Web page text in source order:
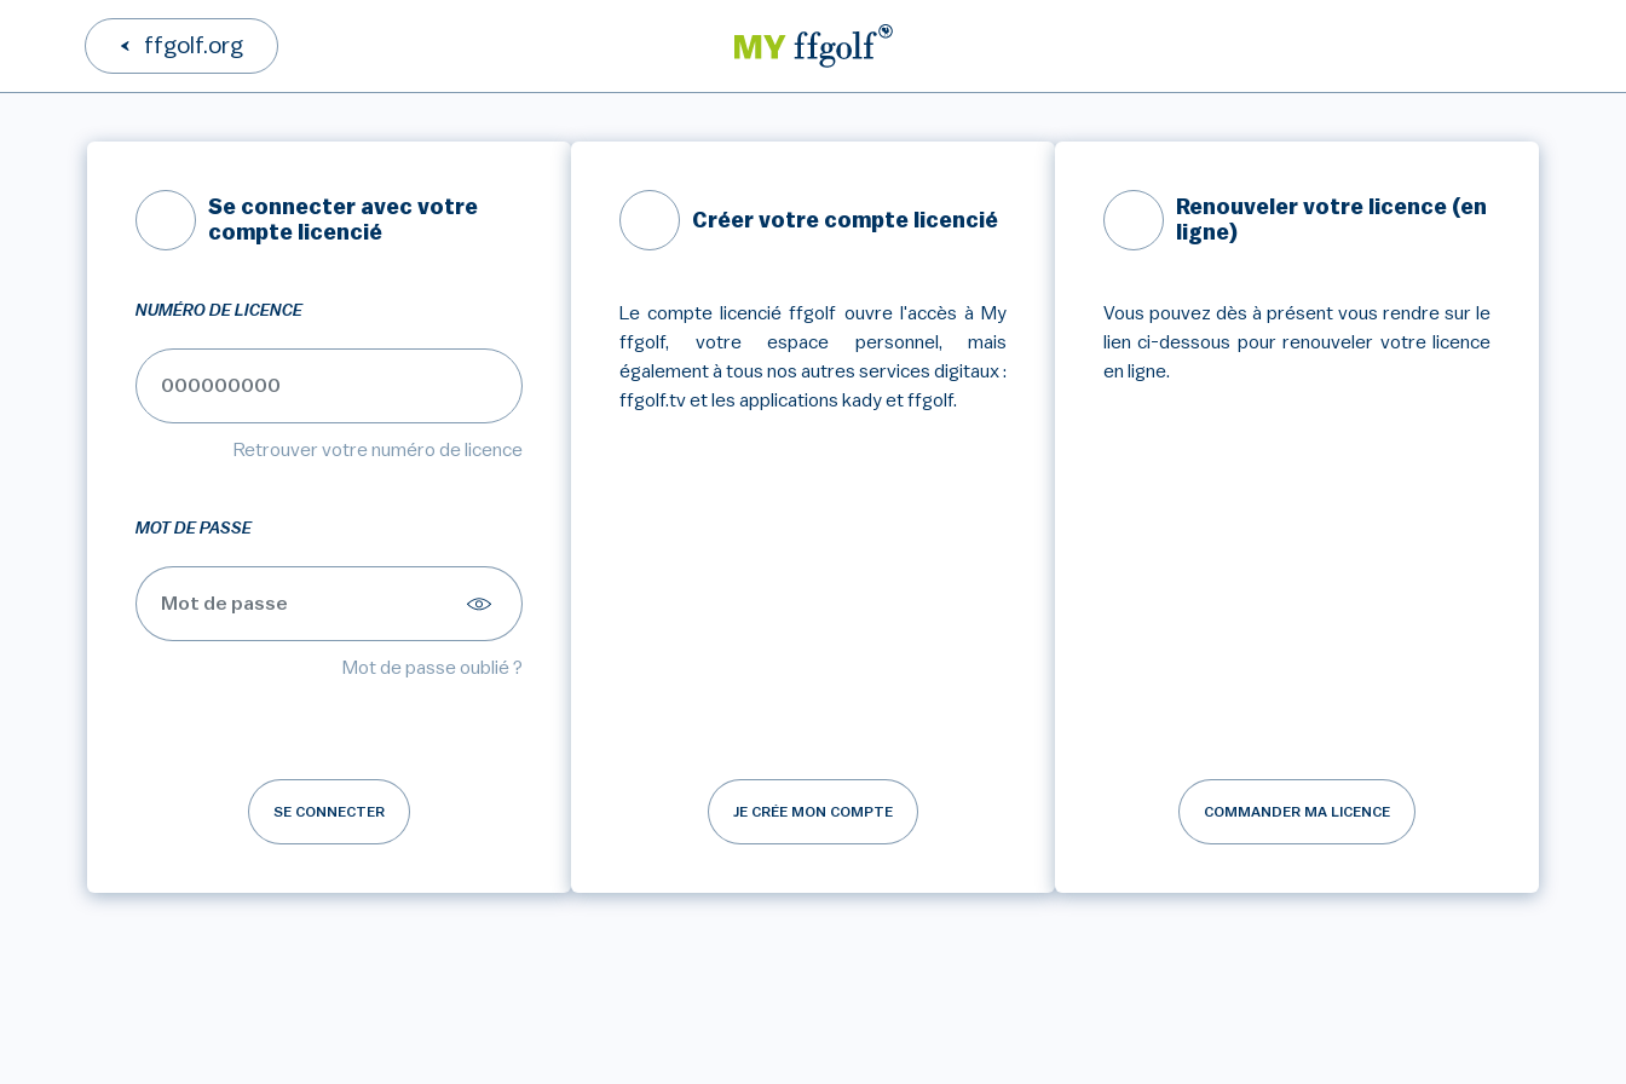
ffgolf.org
Se connecter avec votre
compte licencié
NUMÉRO DE LICENCE
Retrouver votre numéro de licence
MOT DE PASSE
Mot de passe oublié ?
SE CONNECTER
Créer votre compte licencié
Le compte licencié ffgolf ouvre l'accès à My
ffgolf, votre espace personnel, mais
également à tous nos autres services digitaux :
ffgolf.tv et les applications kady et ffgolf.
JE CRÉE MON COMPTE
Renouveler votre licence (en
ligne)
Vous pouvez dès à présent vous rendre sur le
lien ci-dessous pour renouveler votre licence
en ligne.
COMMANDER MA LICENCE